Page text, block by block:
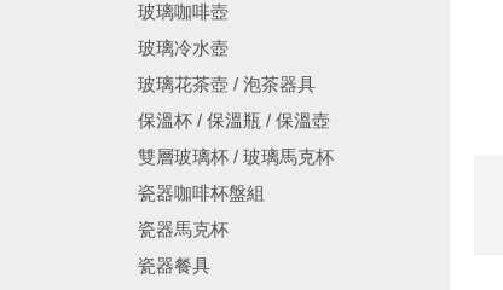
玻璃咖啡壺
玻璃冷水壺
玻璃花茶壺 / 泡茶器具
保溫杯 / 保溫瓶 / 保溫壺
雙層玻璃杯 / 玻璃馬克杯
瓷器咖啡杯盤組
瓷器馬克杯
瓷器餐具